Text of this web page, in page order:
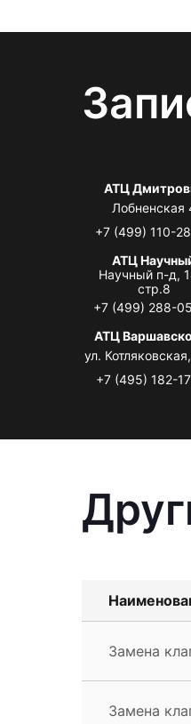
АТЦ
Лобненская
+7 (499) 110-
АТЦ
Научный п-д,
стр.8
+7 (499) 288-
АТЦ
ул.
+7 (495) 182-
Замена
Замена